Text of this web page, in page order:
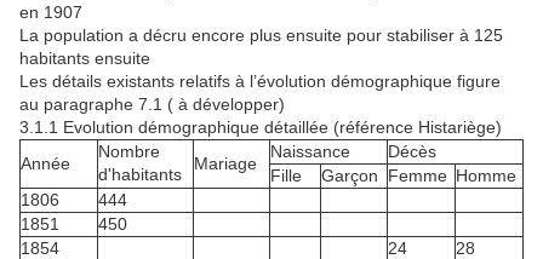
en 1907
La population a décru encore plus ensuite pour stabiliser à 125
habitants ensuite
Les détails existants relatifs à l’évolution démographique figure
au paragraphe 7.1 ( à développer)
3.1.1 Evolution démographique détaillée (référence Histariège)
Année
Nombre
d'habitants
Mariage
Naissance
Décès
Fille
Garçon Femme Homme
1806
444
1851
450
1854
24
28